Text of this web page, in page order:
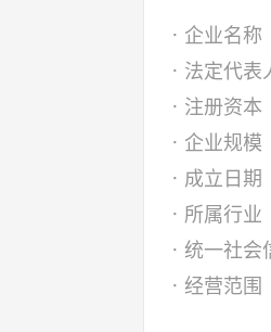
企业名称
法定代表
注册资本
企业规模
成立日期
所属行业
统一社会
经营范围